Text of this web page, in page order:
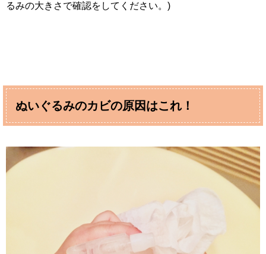
るみの大きさで確認をしてください。)
ぬいぐるみのカビの原因はこれ！